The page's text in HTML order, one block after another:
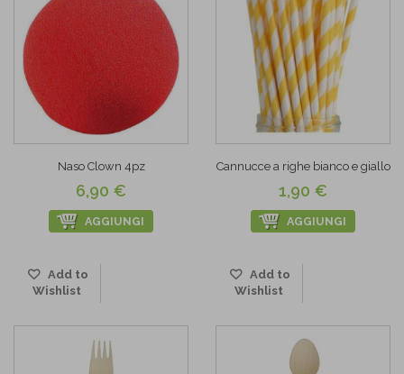
Naso Clown 4pz
6,90 €
AGGIUNGI
Add to
Wishlist
Cannucce a righe bianco e giallo
1,90 €
AGGIUNGI
Add to
Wishlist